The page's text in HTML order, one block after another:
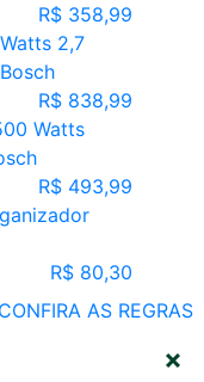
R$ 358,99
2,7
R$ 838,99
Watts
R$ 493,99
R$ 80,30
CONFIRA AS REGRAS